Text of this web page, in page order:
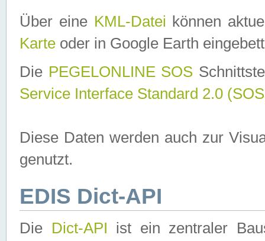
Über eine KML-Datei können
Karte oder in Google Earth
Die PEGELONLINE SOS
Service Interface Standard 2.0
Diese Daten werden auch zur
genutzt.
EDIS Dict-API
Die Dict-API ist ein zentraler